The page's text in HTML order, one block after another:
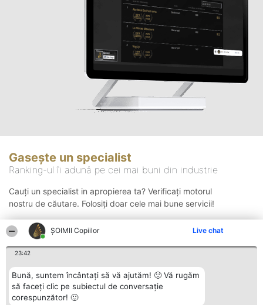
ȘOIMII Copiilor Live chat
23:42
Bună, suntem încântați să vă ajutăm! 🙂 Vă rugăm
să faceți clic pe subiectul de conversație
corespunzător! 🙂
Gasește un specialist
Ranking-ul îi adună pe cei mai buni din industrie
Cauți un specialist in apropierea ta? Verificați motorul
nostru de căutare. Folosiți doar cele mai bune servicii!